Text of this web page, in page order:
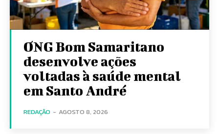
ONG Bom Samaritano
desenvolve ações
voltadas à saúde mental
em Santo André
REDAÇÃO - AGOSTO 8, 2026